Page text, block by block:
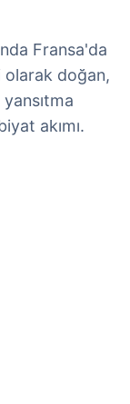
Fransa'da
doğan,
akımı.